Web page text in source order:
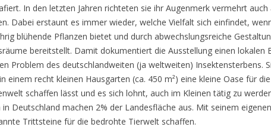
In den letzten Jahren richteten sie ihr Augenmerk vermehrt
Dabei erstaunt es immer wieder, welche Vielfalt sich einfindet,
blühende Pflanzen bietet und durch abwechslungsreiche
bereitstellt. Damit dokumentiert die Ausstellung einen lokalen
Problem des deutschlandweiten (ja weltweiten) Insektensterbens.
einem recht kleinen Hausgarten (ca. 450 m²) eine kleine Oase für
schaffen lässt und es sich lohnt, auch im Kleinen tätig zu
in Deutschland machen 2% der Landesfläche aus. Mit seinem
Trittsteine für die bedrohte Tierwelt schaffen.